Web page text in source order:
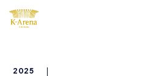
2025